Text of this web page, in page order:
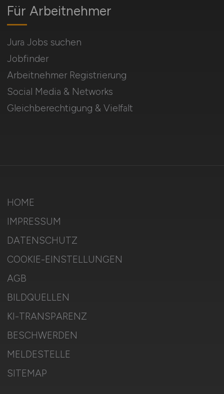
Für Arbeitnehmer
Jura Jobs suchen
Jobfinder
Arbeitnehmer Registrierung
Social Media & Networks
Gleichberechtigung & Vielfalt
HOME
IMPRESSUM
DATENSCHUTZ
COOKIE-EINSTELLUNGEN
AGB
BILDQUELLEN
KI-TRANSPARENZ
BESCHWERDEN
MELDESTELLE
SITEMAP